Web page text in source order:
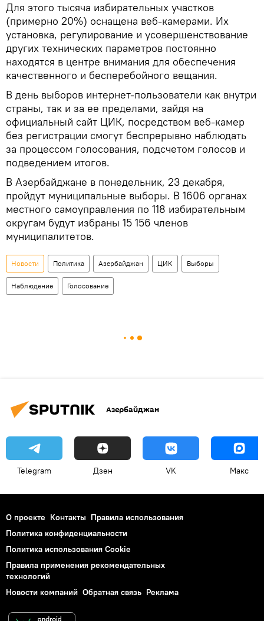
Для этого тысяча избирательных участков
(примерно 20%) оснащена веб-камерами. Их
установка, регулирование и усовершенствование
других технических параметров постоянно
находятся в центре внимания для обеспечения
качественного и бесперебойного вещания.
В день выборов интернет-пользователи как внутри
страны, так и за ее пределами, зайдя на
официальный сайт ЦИК, посредством веб-камер
без регистрации смогут беспрерывно наблюдать
за процессом голосования, подсчетом голосов и
подведением итогов.
В Азербайджане в понедельник, 23 декабря,
пройдут муниципальные выборы. В 1606 органах
местного самоуправления по 118 избирательным
округам будут избраны 15 156 членов
муниципалитетов.
Новости Политика Азербайджан ЦИК Выборы
Наблюдение Голосование
Азербайджан
Telegram Дзен VK Макс
О проекте Контакты Правила использования
Политика конфиденциальности
Политика использования Cookie
Правила применения рекомендательных
технологий
Новости компаний Обратная связь Реклама